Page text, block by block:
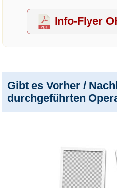
Info-Flyer
Gibt es Vorher /
durchgeführten